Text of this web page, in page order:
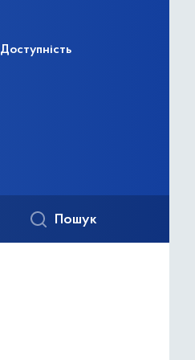
Доступність
Пошук